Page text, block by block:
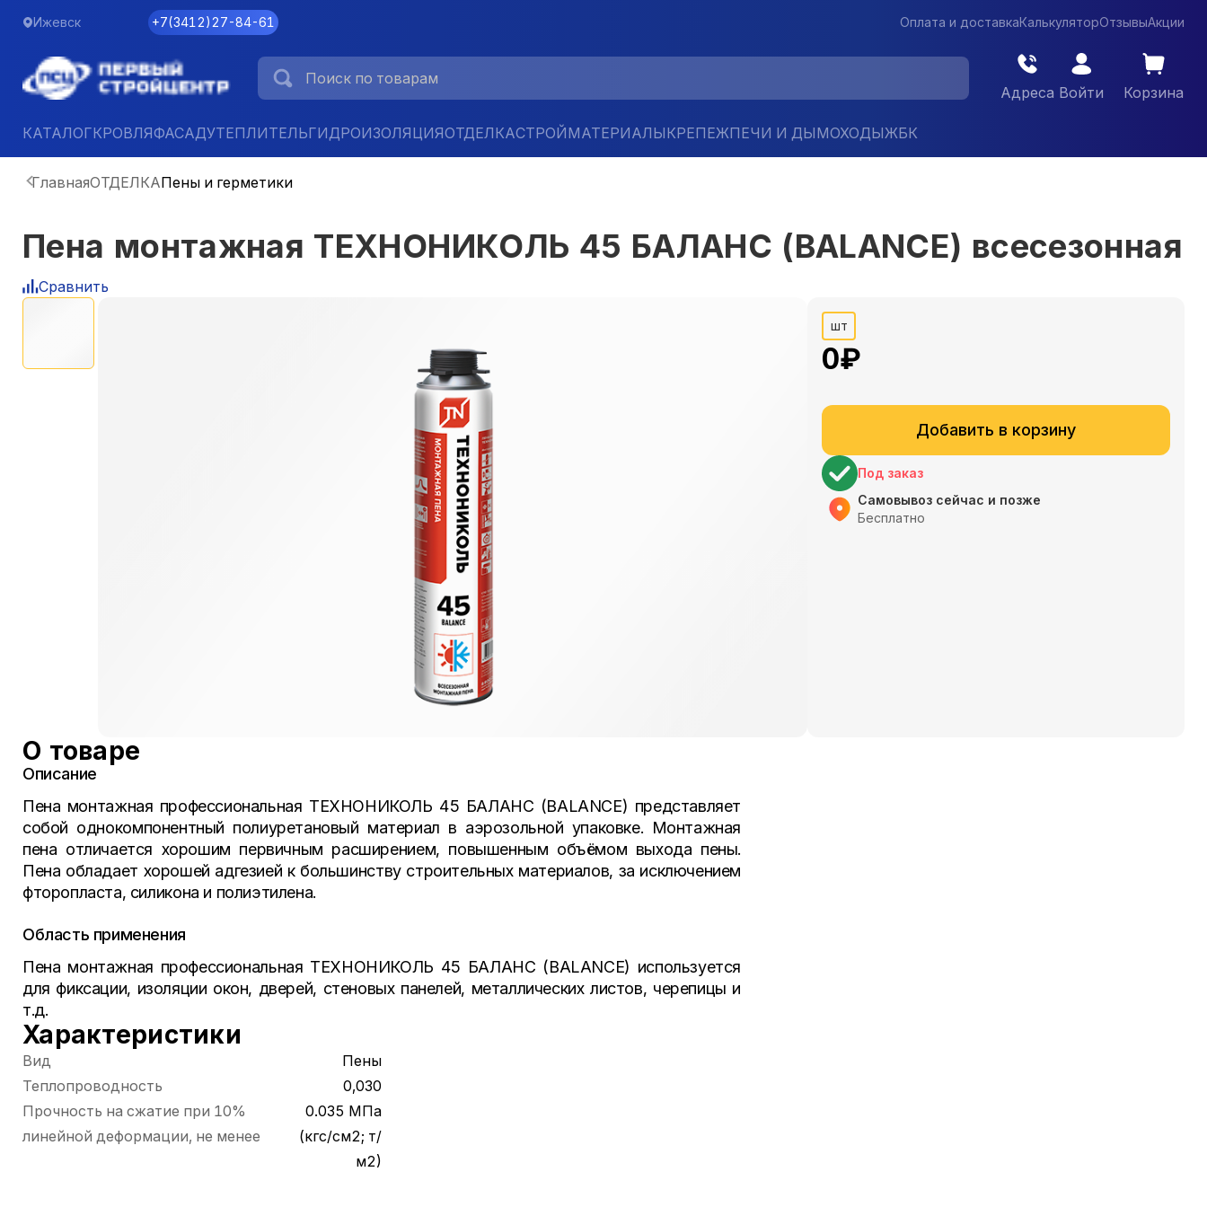
Ижевск +7(3412)27-84-61 Оплата и доставкаКалькуляторОтзывыАкции
Адреса Войти Корзина
КАТАЛОГКРОВЛЯФАСАДУТЕПЛИТЕЛЬГИДРОИЗОЛЯЦИЯОТДЕЛКАСТРОЙМАТЕРИАЛЫКРЕПЕЖПЕЧИ И ДЫМОХОДЫЖБК
ГлавнаяОТДЕЛКАПены и герметики
Пена монтажная ТЕХНОНИКОЛЬ 45 БАЛАНС (BALANCE) всесезонная
Сравнить
шт
0₽
Добавить в корзину
Под заказ
Самовывоз сейчас и позже
Бесплатно
О товаре
Описание
Пена монтажная профессиональная ТЕХНОНИКОЛЬ 45 БАЛАНС (BALANCE) представляет
собой однокомпонентный полиуретановый материал в аэрозольной упаковке. Монтажная
пена отличается хорошим первичным расширением, повышенным объёмом выхода пены.
Пена обладает хорошей адгезией к большинству строительных материалов, за исключением
фторопласта, силикона и полиэтилена.
Область применения
Пена монтажная профессиональная ТЕХНОНИКОЛЬ 45 БАЛАНС (BALANCE) используется
для фиксации, изоляции окон, дверей, стеновых панелей, металлических листов, черепицы и
т.д.
Характеристики
Вид
Пены
Теплопроводность
0,030
Прочность на сжатие при 10%
линейной деформации, не менее
0.035 МПа
(кгс/см2; т/
м2)